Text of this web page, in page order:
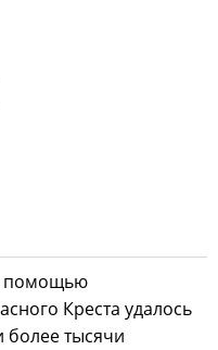
помощью
Креста удалось
более тысячи